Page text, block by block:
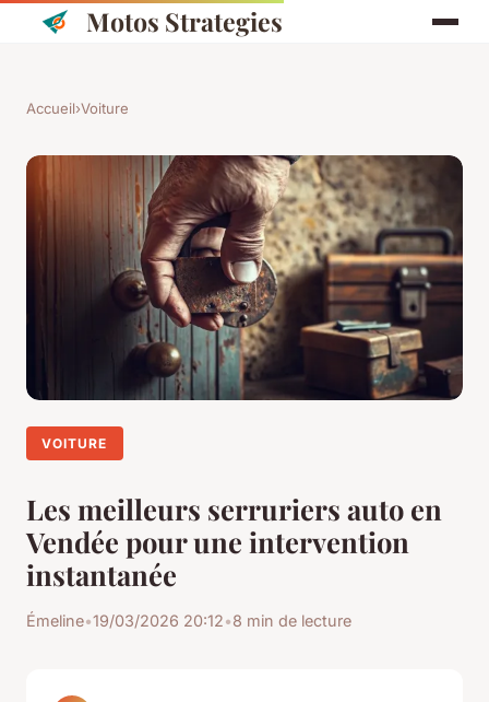
Motos Strategies
Accueil›Voiture
VOITURE
Les meilleurs serruriers auto en
Vendée pour une intervention
instantanée
Émeline•19/03/2026 20:12•8 min de lecture